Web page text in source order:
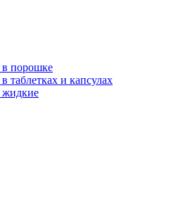
порошке
таблетках и капсулах